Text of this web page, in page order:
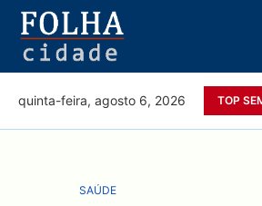
quinta-feira, agosto 6, 2026 TOP
SAÚDE